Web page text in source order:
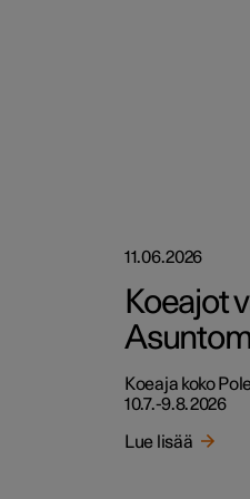
11.06.2026
Koeajot
Koeaja koko
10.7.-9.8.2026
Lue lisää